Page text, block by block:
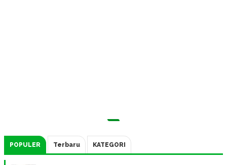
POPULER Terbaru KATEGORI